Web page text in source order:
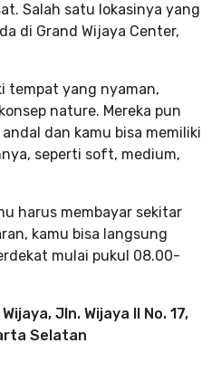
Salah satu lokasinya yang
di Grand Wijaya Center,
tempat yang nyaman,
nature. Mereka pun
dan kamu bisa memiliki
seperti soft, medium,
harus membayar sekitar
kamu bisa langsung
mulai pukul 08.00-
Jln. Wijaya II No. 17,
Selatan